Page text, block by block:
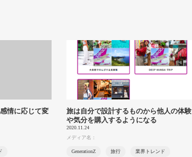
情に応じて変
旅は自分で設計するものから他人の体験
や気分を購入するようになる
2020.11.24
メディア名：
GenerationZ 旅行 業界トレンド